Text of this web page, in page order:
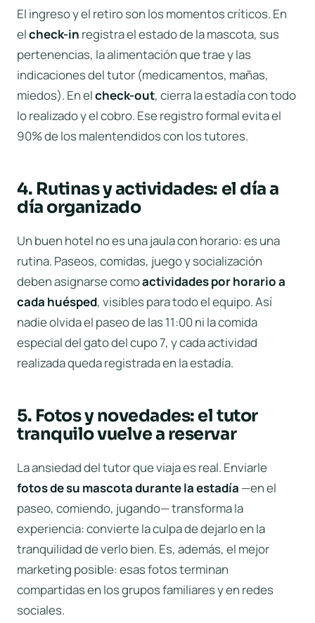
El ingreso y el retiro son los momentos críticos. En
elcheck-in registra el estado de la mascota, sus
pertenencias, la alimentación que trae y las
indicaciones del tutor (medicamentos, mañas,
miedos). En elcheck-out, cierra la estadía con todo
lo realizado y el cobro. Ese registro formal evita el
90% de los malentendidos con los tutores.
4. Rutinas y actividades: el día a
día organizado
Un buen hotel no es una jaula con horario: es una
rutina. Paseos, comidas, juego y socialización
deben asignarse comoactividades por horario a
cada huésped, visibles para todo el equipo. Así
nadie olvida el paseo de las 11:00 ni la comida
especial del gato del cupo 7, y cada actividad
realizada queda registrada en la estadía.
5. Fotos y novedades: el tutor
tranquilo vuelve a reservar
La ansiedad del tutor que viaja es real. Enviarle
fotos de su mascota durante la estadía —en el
paseo, comiendo, jugando— transforma la
experiencia: convierte la culpa de dejarlo en la
tranquilidad de verlo bien. Es, además, el mejor
marketing posible: esas fotos terminan
compartidas en los grupos familiares y en redes
sociales.